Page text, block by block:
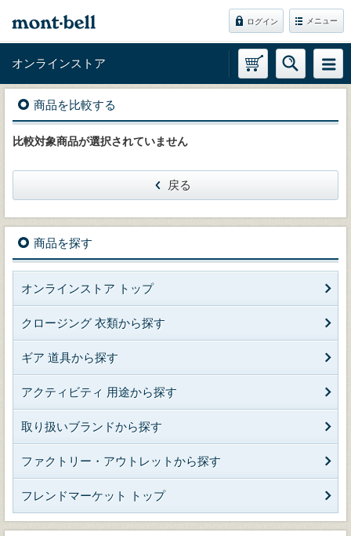
ログイン メニュー
オンラインストア
商品を比較する
比較対象商品が選択されていません
戻る
商品を探す
オンラインストア トップ
クロージング 衣類から探す
ギア 道具から探す
アクティビティ 用途から探す
取り扱いブランドから探す
ファクトリー・アウトレットから探す
フレンドマーケット トップ